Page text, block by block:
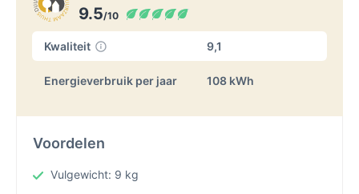
9.5/10
Kwaliteit 9,1
Energieverbruik per jaar 108 kWh
Voordelen
Vulgewicht: 9 kg